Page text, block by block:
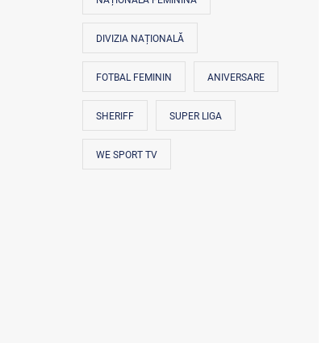
DIVIZIA NAȚIONALĂ
FOTBAL FEMININ ANIVERSARE
SHERIFF SUPER LIGA
WE SPORT TV